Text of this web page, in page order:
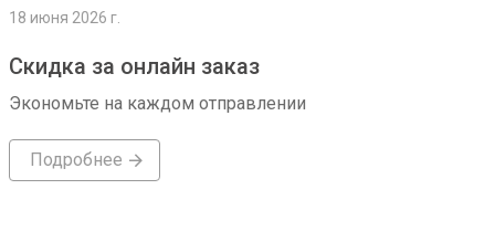
18 июня 2026 г.
Скидка за онлайн заказ
Экономьте на каждом отправлении
Подробнее